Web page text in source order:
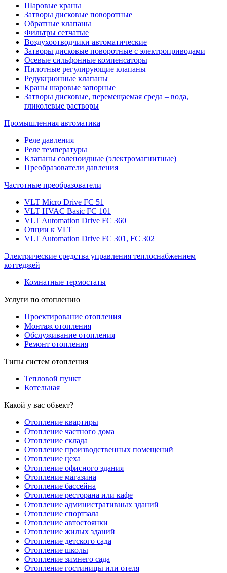
Шаровые краны
Затворы дисковые поворотные
Обратные клапаны
Фильтры сетчатые
Воздухоотводчики автоматические
Затворы дисковые поворотные с электроприводами
Осевые сильфонные компенсаторы
Пилотные регулирующие клапаны
Редукционные клапаны
Краны шаровые запорные
Затворы дисковые, перемещаемая среда – вода,
гликолевые растворы
Промышленная автоматика
Реле давления
Реле температуры
Клапаны соленоидные (электромагнитные)
Преобразователи давления
Частотные преобразователи
VLT Micro Drive FC 51
VLT HVAC Basic FC 101
VLT Automation Drive FC 360
Опции к VLT
VLT Automation Drive FC 301, FC 302
Электрические средства управления теплоснабжением
коттеджей
Комнатные термостаты
Услуги по отоплению
Проектирование отопления
Монтаж отопления
Обслуживание отопления
Ремонт отопления
Типы систем отопления
Тепловой пункт
Котельная
Какой у вас объект?
Отопление квартиры
Отопление частного дома
Отопление склада
Отопление производственных помещений
Отопление цеха
Отопление офисного здания
Отопление магазина
Отопление бассейна
Отопление ресторана или кафе
Отопление административных зданий
Отопление спортзала
Отопление автостоянки
Отопление жилых зданий
Отопление детского сада
Отопление школы
Отопление зимнего сада
Отопление гостиницы или отеля